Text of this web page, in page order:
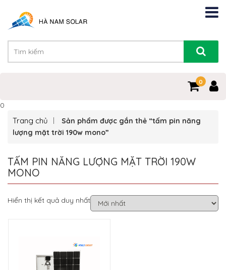
0
0
Trang chủ
Sản phẩm được gắn thẻ “tấm pin năng
lượng mặt trời 190w mono”
TẤM PIN NĂNG LƯỢNG MẶT TRỜI 190W
MONO
Hiển thị kết quả duy nhất